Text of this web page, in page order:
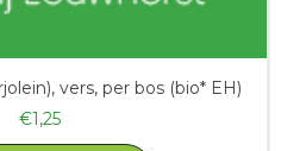
vers, per bos (bio* EH)
€1,25